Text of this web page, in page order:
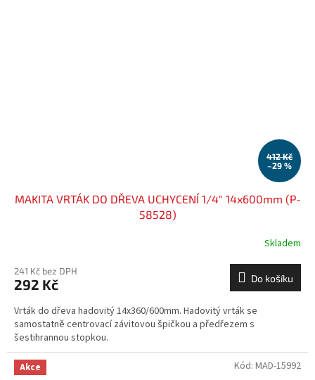
412 Kč
–29 %
MAKITA VRTÁK DO DŘEVA UCHYCENÍ 1/4" 14x600mm (P-
58528)
Skladem
241 Kč bez DPH
292 Kč Do košíku
Vrták do dřeva hadovitý 14x360/600mm. Hadovitý vrták se
samostatně centrovací závitovou špičkou a předřezem s
šestihrannou stopkou.
Akce Kód: MAD-15992